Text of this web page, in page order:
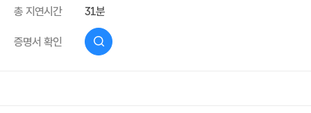
총 지연시간
31분
증명서 확인